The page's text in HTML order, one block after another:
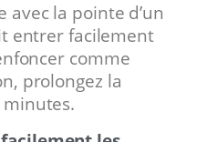
avec la pointe d’un
entrer facilement
comme
prolongez la